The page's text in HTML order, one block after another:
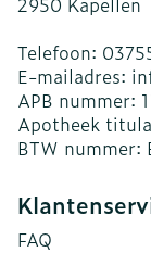
Telefoon:
E-mailadres:
APB nummer:
Apotheek
BTW nummer:
FAQ